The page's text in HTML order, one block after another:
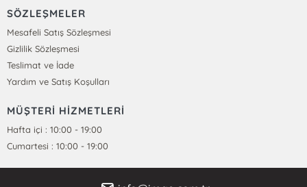
SÖZLEŞMELER
Mesafeli Satış Sözleşmesi
Gizlilik Sözleşmesi
Teslimat ve İade
Yardım ve Satış Koşulları
MÜŞTERİ HİZMETLERİ
Hafta içi : 10:00 - 19:00
Cumartesi : 10:00 - 19:00